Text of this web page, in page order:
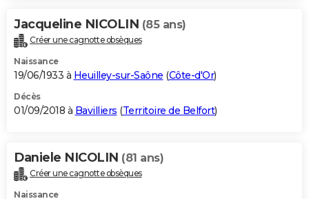
Jacqueline NICOLIN (85 ans)
Créer une cagnotte obsèques
Naissance
19/06/1933 à Heuilley-sur-Saône (Côte-d'Or)
Décès
01/09/2018 à Bavilliers (Territoire de Belfort)
Daniele NICOLIN (81 ans)
Créer une cagnotte obsèques
Naissance